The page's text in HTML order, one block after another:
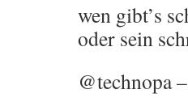
wen gibt’s
oder sein
@technopa